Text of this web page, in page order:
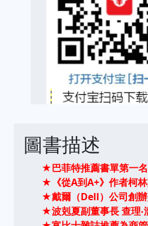
圖書描述
★巴菲特推薦書單第一名
★《從A到A+》作者柯
★戴爾（Dell）公司創辦
★波剋夏副董事長 查理‧